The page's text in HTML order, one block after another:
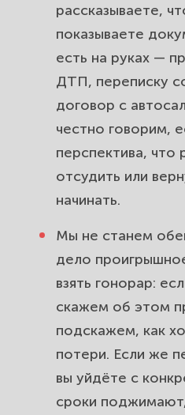
рассказываете,
показываете
есть на руках —
ДТП, переписку
договор с
честно говорим,
перспектива,
отсудить или
начинать.
Мы не станем
дело
взять гонорар:
скажем об этом
подскажем, как
потери. Если же
вы уйдёте с
сроки